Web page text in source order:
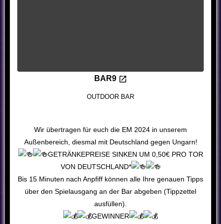
BAR9
OUTDOOR BAR
Wir übertragen für euch die EM 2024 in unserem
Außenbereich, diesmal mit Deutschland gegen Ungarn!
GETRÄNKEPREISE SINKEN UM 0,50€ PRO TOR
VON DEUTSCHLAND*
Bis 15 Minuten nach Anpfiff können alle Ihre genauen Tipps
über den Spielausgang an der Bar abgeben (Tippzettel
ausfüllen).
GEWINNER